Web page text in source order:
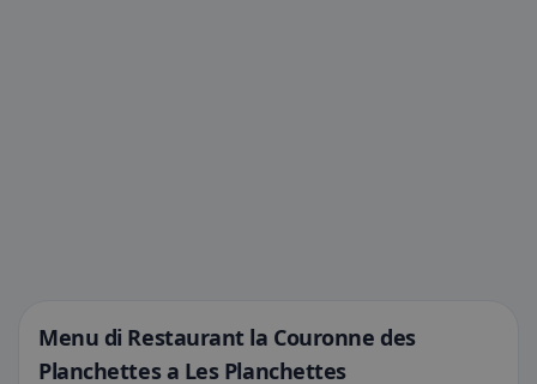
Menu di Restaurant la Couronne des
Planchettes a Les Planchettes